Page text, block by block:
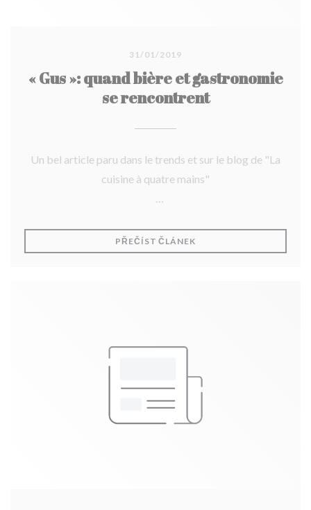
31/01/2019
« Gus »: quand bière et gastronomie
se rencontrent
Un bel article paru dans le trends et sur le blog de "La
cuisine à quatre mains"
PŘEČÍST ČLÁNEK((OTEVŘE SE V NOVÉM